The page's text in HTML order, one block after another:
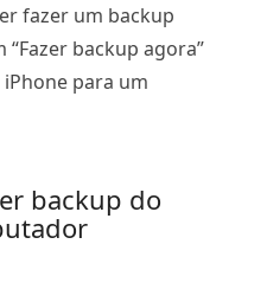
fazer um backup
backup agora”
para um
backup do